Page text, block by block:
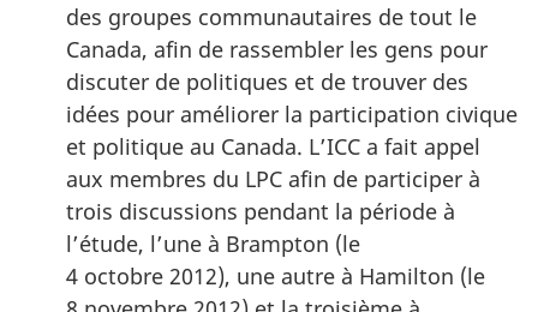
des groupes communautaires de tout le
Canada, afin de rassembler les gens pour
discuter de politiques et de trouver des
idées pour améliorer la participation civique
et politique au Canada. L’ICC a fait appel
aux membres du LPC afin de participer à
trois discussions pendant la période à
l’étude, l’une à Brampton (le
4 octobre 2012), une autre à Hamilton (le